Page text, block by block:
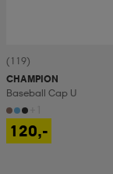
(119)
CHAMPION
Baseball Cap U
120,-